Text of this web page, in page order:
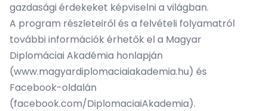
gazdasági érdekeket képviselni a világban.
A program részleteiről és a felvételi folyamatról
további információk érhetők el a Magyar
Diplomáciai Akadémia honlapján
(www.magyardiplomaciaiakademia.hu) és
Facebook-oldalán
(facebook.com/DiplomaciaiAkademia).